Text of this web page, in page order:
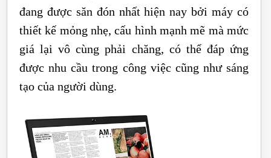
đang được săn đón nhất hiện nay bởi máy có
thiết kế mỏng nhẹ, cấu hình mạnh mẽ mà mức
giá lại vô cùng phải chăng, có thể đáp ứng
được nhu cầu trong công việc cũng như sáng
tạo của người dùng.